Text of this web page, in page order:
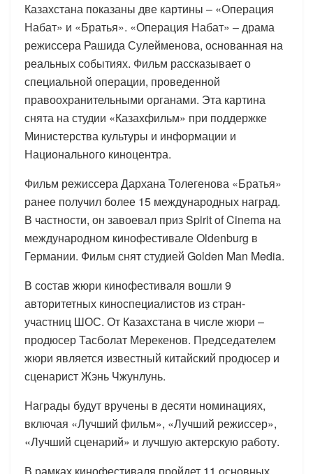
Казахстана показаны две картины – «Операция
Набат» и «Братья». «Операция Набат» – драма
режиссера Рашида Сулейменова, основанная на
реальных событиях. Фильм рассказывает о
специальной операции, проведенной
правоохранительными органами. Эта картина
снята на студии «Казахфильм» при поддержке
Министерства культуры и информации и
Национального киноцентра.
Фильм режиссера Дархана Толегенова «Братья»
ранее получил более 15 международных наград.
В частности, он завоевал приз Spirit of Cinema на
международном кинофестивале Oldenburg в
Германии. Фильм снят студией Golden Man Media.
В состав жюри кинофестиваля вошли 9
авторитетных киноспециалистов из стран-
участниц ШОС. От Казахстана в числе жюри –
продюсер Тасболат Мерекенов. Председателем
жюри является известный китайский продюсер и
сценарист Жэнь Чжунлунь.
Награды будут вручены в десяти номинациях,
включая «Лучший фильм», «Лучший режиссер»,
«Лучший сценарий» и лучшую актерскую работу.